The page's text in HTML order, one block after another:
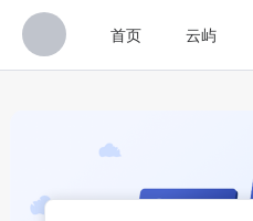
首页 云屿